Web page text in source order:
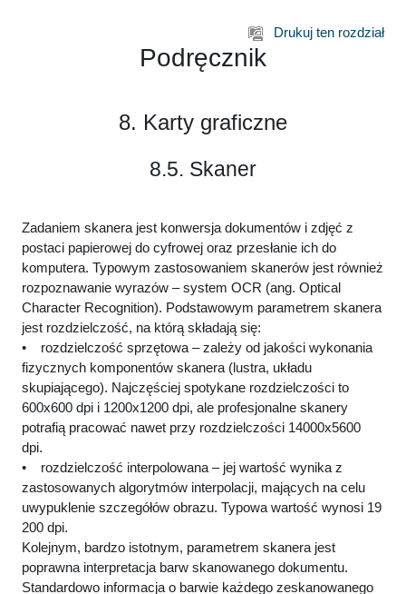
Drukuj ten rozdział
Podręcznik
8. Karty graficzne
8.5. Skaner
Zadaniem skanera jest konwersja dokumentów i zdjęć z
postaci papierowej do cyfrowej oraz przesłanie ich do
komputera. Typowym zastosowaniem skanerów jest również
rozpoznawanie wyrazów – system OCR (ang. Optical
Character Recognition). Podstawowym parametrem skanera
jest rozdzielczość, na którą składają się:
• rozdzielczość sprzętowa – zależy od jakości wykonania
fizycznych komponentów skanera (lustra, układu
skupiającego). Najczęściej spotykane rozdzielczości to
600x600 dpi i 1200x1200 dpi, ale profesjonalne skanery
potrafią pracować nawet przy rozdzielczości 14000x5600
dpi.
• rozdzielczość interpolowana – jej wartość wynika z
zastosowanych algorytmów interpolacji, mających na celu
uwypuklenie szczegółów obrazu. Typowa wartość wynosi 19
200 dpi.
Kolejnym, bardzo istotnym, parametrem skanera jest
poprawna interpretacja barw skanowanego dokumentu.
Standardowo informacja o barwie każdego zeskanowanego